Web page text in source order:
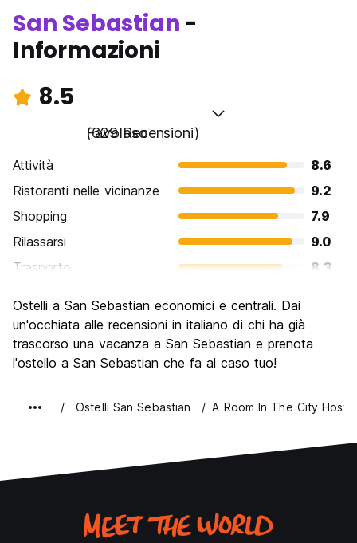
San Sebastian -
Informazioni
8.5
Favoloso
(629 Recensioni)
Attività
8.6
Ristoranti nelle vicinanze
9.2
Shopping
7.9
Rilassarsi
9.0
Trasporto
8.3
Luoghi di interesse culturale
Festa / Vita notturna
8.5
Qualita' Prezzo
Ostelli a San Sebastian economici e centrali. Dai
un'occhiata alle recensioni in italiano di chi ha già
trascorso una vacanza a San Sebastian e prenota
l'ostello a San Sebastian che fa al caso tuo!
Ostelli San Sebastian A Room In The City Hostel